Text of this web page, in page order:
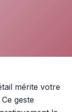
mérite votre
Ce geste